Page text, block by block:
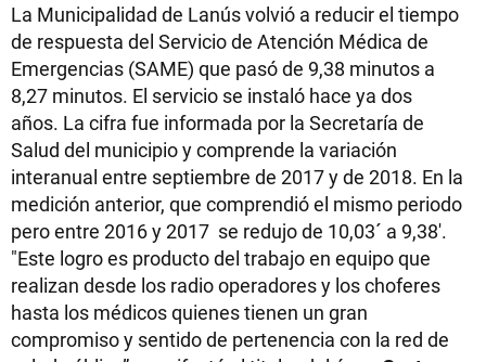
La Municipalidad de Lanús volvió a reducir el tiempo
de respuesta del Servicio de Atención Médica de
Emergencias (SAME) que pasó de 9,38 minutos a
8,27 minutos. El servicio se instaló hace ya dos
años. La cifra fue informada por la Secretaría de
Salud del municipio y comprende la variación
interanual entre septiembre de 2017 y de 2018. En la
medición anterior, que comprendió el mismo periodo
pero entre 2016 y 2017 se redujo de 10,03´ a 9,38'.
"Este logro es producto del trabajo en equipo que
realizan desde los radio operadores y los choferes
hasta los médicos quienes tienen un gran
compromiso y sentido de pertenencia con la red de